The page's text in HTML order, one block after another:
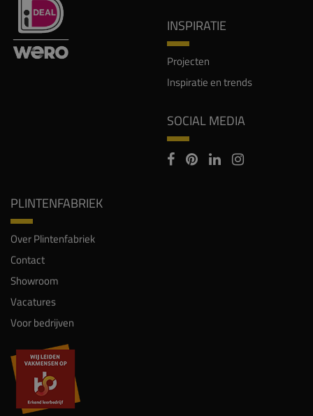
INSPIRATIE
Projecten
Inspiratie en trends
SOCIAL MEDIA
PLINTENFABRIEK
Over Plintenfabriek
Contact
Showroom
Vacatures
Voor bedrijven